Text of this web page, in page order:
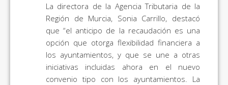
La directora de la Agencia Tributaria de la
Región de Murcia, Sonia Carrillo, destacó
que “el anticipo de la recaudación es una
opción que otorga flexibilidad financiera a
los ayuntamientos, y que se une a otras
iniciativas incluidas ahora en el nuevo
convenio tipo con los ayuntamientos. La